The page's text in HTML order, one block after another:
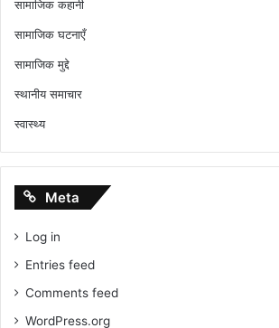
सामाजिक कहानी
सामाजिक घटनाएँ
सामाजिक मुद्दे
स्थानीय समाचार
स्वास्थ्य
Meta
Log in
Entries feed
Comments feed
WordPress.org